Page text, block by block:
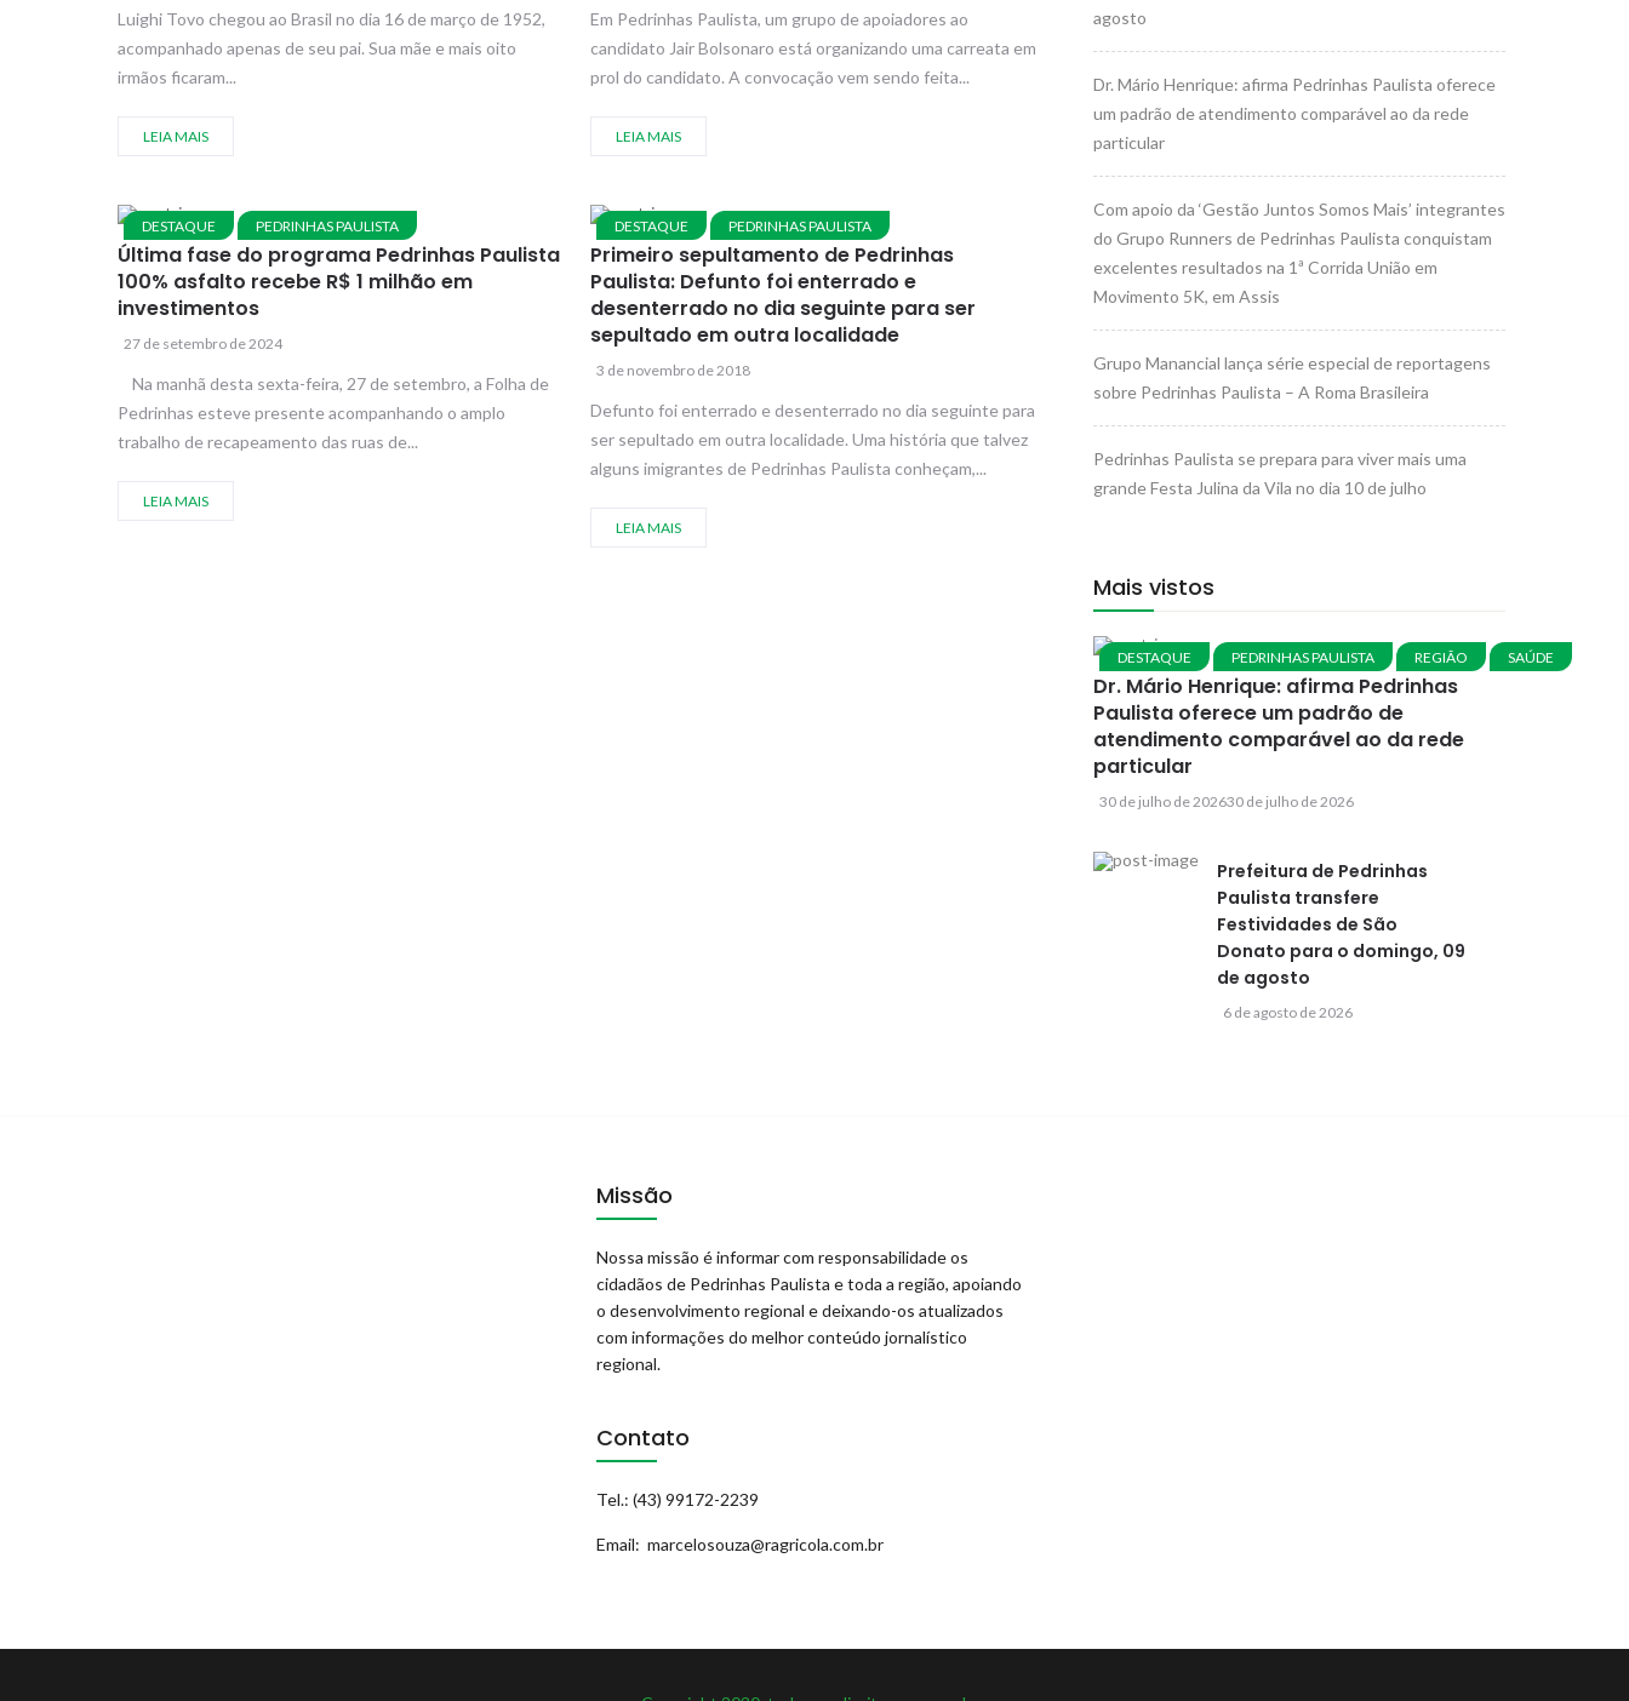
Luighi Tovo chegou ao Brasil no dia 16 de março de 1952,
acompanhado apenas de seu pai. Sua mãe e mais oito
irmãos ficaram...
LEIA MAIS
Em Pedrinhas Paulista, um grupo de apoiadores ao
candidato Jair Bolsonaro está organizando uma carreata em
prol do candidato. A convocação vem sendo feita...
LEIA MAIS
DESTAQUE PEDRINHAS PAULISTA
Última fase do programa Pedrinhas Paulista
100% asfalto recebe R$ 1 milhão em
investimentos
27 de setembro de 2024
Na manhã desta sexta-feira, 27 de setembro, a Folha de
Pedrinhas esteve presente acompanhando o amplo
trabalho de recapeamento das ruas de...
LEIA MAIS
DESTAQUE PEDRINHAS PAULISTA
Primeiro sepultamento de Pedrinhas
Paulista: Defunto foi enterrado e
desenterrado no dia seguinte para ser
sepultado em outra localidade
3 de novembro de 2018
Defunto foi enterrado e desenterrado no dia seguinte para
ser sepultado em outra localidade. Uma história que talvez
alguns imigrantes de Pedrinhas Paulista conheçam,...
LEIA MAIS
agosto
Dr. Mário Henrique: afirma Pedrinhas Paulista oferece
um padrão de atendimento comparável ao da rede
particular
Com apoio da ‘Gestão Juntos Somos Mais’ integrantes
do Grupo Runners de Pedrinhas Paulista conquistam
excelentes resultados na 1ª Corrida União em
Movimento 5K, em Assis
Grupo Manancial lança série especial de reportagens
sobre Pedrinhas Paulista – A Roma Brasileira
Pedrinhas Paulista se prepara para viver mais uma
grande Festa Julina da Vila no dia 10 de julho
Mais vistos
DESTAQUE PEDRINHAS PAULISTA REGIÃO SAÚDE
Dr. Mário Henrique: afirma Pedrinhas
Paulista oferece um padrão de
atendimento comparável ao da rede
particular
30 de julho de 202630 de julho de 2026
Prefeitura de Pedrinhas
Paulista transfere
Festividades de São
Donato para o domingo, 09
de agosto
6 de agosto de 2026
Missão
Nossa missão é informar com responsabilidade os
cidadãos de Pedrinhas Paulista e toda a região, apoiando
o desenvolvimento regional e deixando-os atualizados
com informações do melhor conteúdo jornalístico
regional.
Contato
Tel.: (43) 99172-2239
Email: marcelosouza@ragricola.com.br